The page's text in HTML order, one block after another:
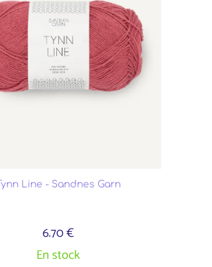
Tynn Line - Sandnes Garn
6.70 €
En stock